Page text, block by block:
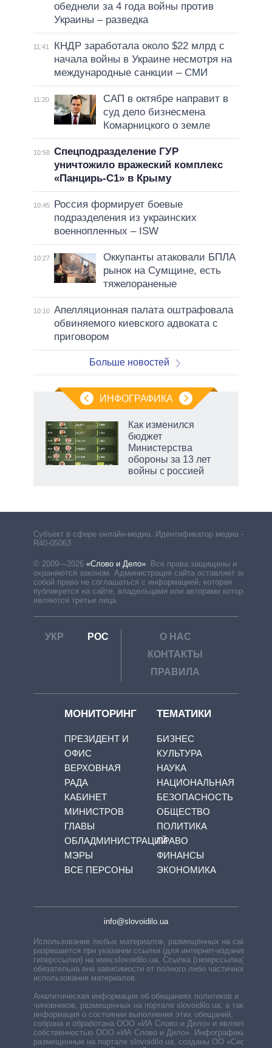
обеднели за 4 года войны против
Украины – разведка
11:41
КНДР заработала около $22 млрд с
начала войны в Украине несмотря на
международные санкции – СМИ
11:20
САП в октябре направит в
суд дело бизнесмена
Комарницкого о земле
10:58 Спецподразделение ГУР
уничтожило вражеский комплекс
«Панцирь-С1» в Крыму
10:45
Россия формирует боевые
подразделения из украинских
военнопленных – ISW
10:27
Оккупанты атаковали БПЛА
рынок на Сумщине, есть
тяжелораненые
10:10 Апелляционная палата оштрафовала
обвиняемого киевского адвоката с
приговором
Больше новостей
ИНФОГРАФИКА
Как изменился
бюджет
Министерства
обороны за 13 лет
войны с россией
Субъект в сфере онлайн-медиа. Идентификатор медиа –
R40-05063
© 2009—2026 «Слово и Дело». Все права защищены и
охраняются законом. Администрация сайта оставляет за
собой право не соглашаться с информацией, которая
публикуется на сайте, владельцами или авторами которой
являются третьи лица.
УКР РОС
О НАС
КОНТАКТЫ
ПРАВИЛА
МОНИТОРИНГ
ПРЕЗИДЕНТ И
ОФИС
ВЕРХОВНАЯ
РАДА
КАБИНЕТ
МИНИСТРОВ
ГЛАВЫ
ОБЛАДМИНИСТРАЦИЙ
МЭРЫ
ВСЕ ПЕРСОНЫ
ТЕМАТИКИ
БИЗНЕС
КУЛЬТУРА
НАУКА
НАЦИОНАЛЬНАЯ
БЕЗОПАСНОСТЬ
ОБЩЕСТВО
ПОЛИТИКА
ПРАВО
ФИНАНСЫ
ЭКОНОМИКА
info@slovoidilo.ua
Использование любых материалов, размещённых на сайте,
разрешается при указании ссылки (для интернет-изданий —
гиперссылки) на www.slovoidilo.ua. Ссылка (гиперссылка)
обязательна вне зависимости от полного либо частичного
использования материалов.
Аналитическая информация об обещаниях политиков и
чиновников, размещенных на портале slovoidilo.ua, а также
информация о состоянии выполнения этих обещаний,
собрана и обработана ООО «ИА Слово и Дело» и является
собственностью ООО «ИА Слово и Дело». Инфографики,
размещенные на портале slovoidilo.ua, созданы ОО «Система